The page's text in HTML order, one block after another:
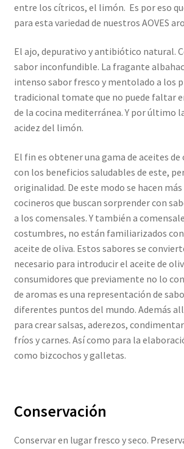
entre los cítricos, el limón. Es por eso
para esta variedad de nuestros AOVES
El ajo, depurativo y antibiótico natural.
sabor inconfundible. La fragante
intenso sabor fresco y mentolado a los
tradicional tomate que no puede faltar
de la cocina mediterránea. Y por último
acidez del limón.
El fin es obtener una gama de aceites
con los beneficios saludables de este,
originalidad. De este modo se hacen
cocineros que buscan sorprender con
a los comensales. Y también a
costumbres, no están familiarizados
aceite de oliva. Estos sabores se
necesario para introducir el aceite de
consumidores que previamente no lo
de aromas es una representación de
diferentes puntos del mundo. Además
para crear salsas, aderezos,
fríos y carnes. Así como para la
como bizcochos y galletas.
Conservación
Conservar en lugar fresco y seco.